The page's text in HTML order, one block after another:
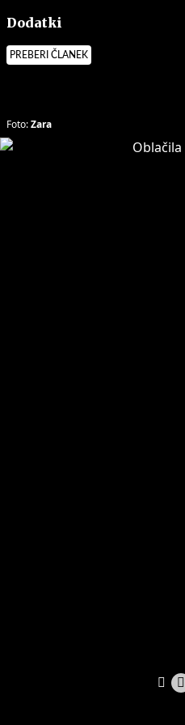
Dodatki
PREBERI ČLANEK
Foto:Zara